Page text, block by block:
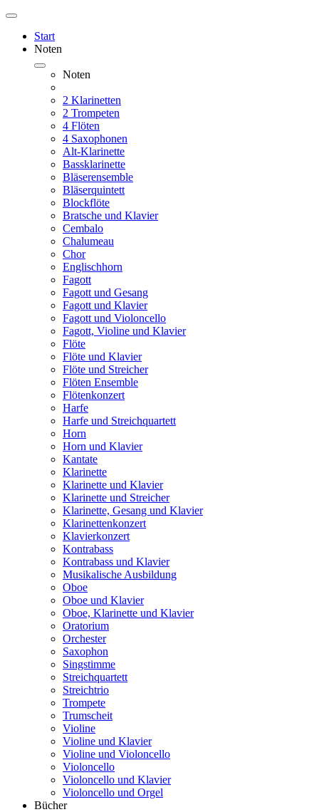
Start
Noten
Noten
2 Klarinetten
2 Trompeten
4 Flöten
4 Saxophonen
Alt-Klarinette
Bassklarinette
Bläserensemble
Bläserquintett
Blockflöte
Bratsche und Klavier
Cembalo
Chalumeau
Chor
Englischhorn
Fagott
Fagott und Gesang
Fagott und Klavier
Fagott und Violoncello
Fagott, Violine und Klavier
Flöte
Flöte und Klavier
Flöte und Streicher
Flöten Ensemble
Flötenkonzert
Harfe
Harfe und Streichquartett
Horn
Horn und Klavier
Kantate
Klarinette
Klarinette und Klavier
Klarinette und Streicher
Klarinette, Gesang und Klavier
Klarinettenkonzert
Klavierkonzert
Kontrabass
Kontrabass und Klavier
Musikalische Ausbildung
Oboe
Oboe und Klavier
Oboe, Klarinette und Klavier
Oratorium
Orchester
Saxophon
Singstimme
Streichquartett
Streichtrio
Trompete
Trumscheit
Violine
Violine und Klavier
Violine und Violoncello
Violoncello
Violoncello und Klavier
Violoncello und Orgel
Bücher